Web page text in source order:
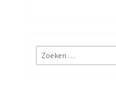
Zoeken
naar: